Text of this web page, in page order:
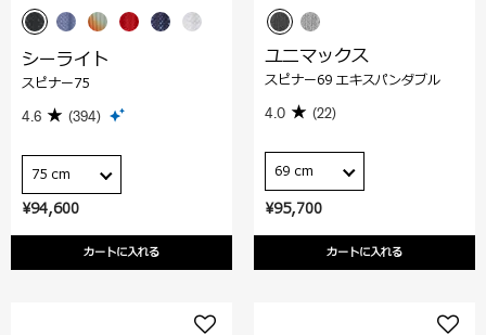
¥94,600
カートに入れる
シーライト
スピナー75
4.6 (394)
75 cm
¥95,700
カートに入れる
ユニマックス
スピナー69 エキスパンダブル
4.0 (22)
69 cm